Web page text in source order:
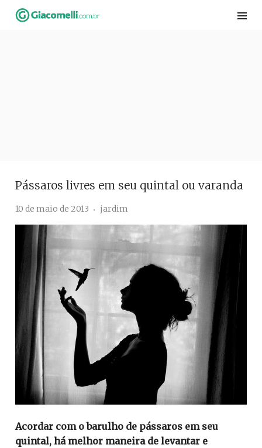
Skip
Pássaros livres em seu quintal ou varanda
10 de maio de 2013 jardim
Acordar com o barulho de pássaros em seu
quintal, há melhor maneira de levantar e